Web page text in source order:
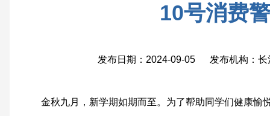
10号消费
发布日期：2024-09-05 发布机构：长
金秋九月，新学期如期而至。为了帮助同学们健康愉